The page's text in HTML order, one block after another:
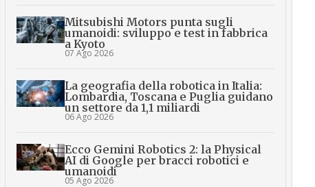
Mitsubishi Motors punta sugli
umanoidi: sviluppo e test in fabbrica
a Kyoto
07 Ago 2026
La geografia della robotica in Italia:
Lombardia, Toscana e Puglia guidano
un settore da 1,1 miliardi
06 Ago 2026
Ecco Gemini Robotics 2: la Physical
AI di Google per bracci robotici e
umanoidi
05 Ago 2026